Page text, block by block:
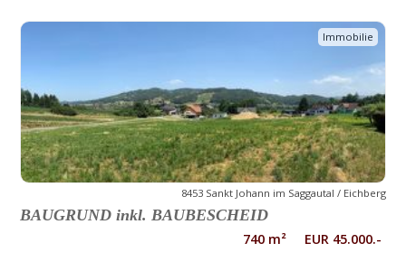
Immobilie
8453 Sankt Johann im Saggautal / Eichberg
BAUGRUND inkl. BAUBESCHEID
740 m² EUR 45.000.-